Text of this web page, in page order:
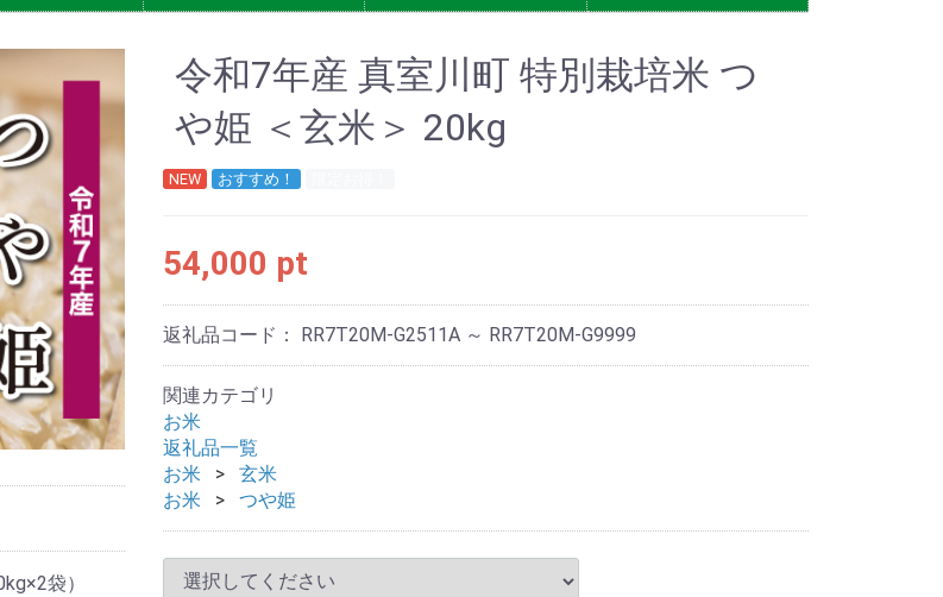
袋）
令和7年産 真室川町 特別栽培米 つ
や姫 ＜玄米＞ 20kg
NEW おすすめ！
54,000 pt
返礼品コード： RR7T20M-G2511A ～ RR7T20M-G9999
関連カテゴリ
お米
返礼品一覧
お米
玄米
お米
つや姫